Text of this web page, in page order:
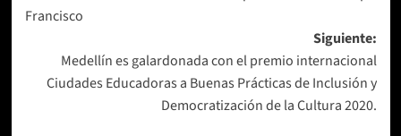
entradas
Francisco
Siguiente:
Medellín es galardonada con el premio internacional
Ciudades Educadoras a Buenas Prácticas de Inclusión y
Democratización de la Cultura 2020.